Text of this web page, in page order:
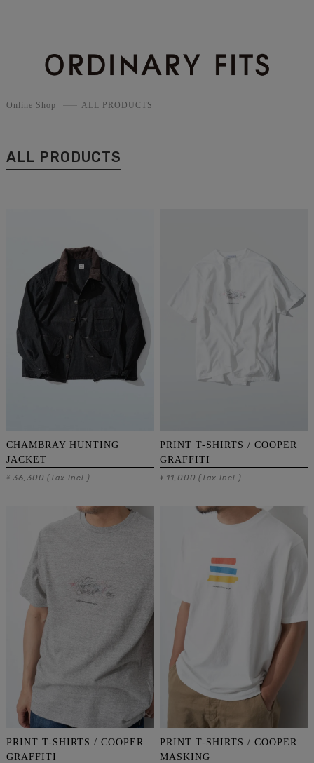
Online Shop ALL PRODUCTS
ALL PRODUCTS
CHAMBRAY HUNTING
JACKET
¥ 36,300 (Tax Incl.)
PRINT T-SHIRTS / COOPER
GRAFFITI
¥ 11,000 (Tax Incl.)
PRINT T-SHIRTS / COOPER
GRAFFITI
PRINT T-SHIRTS / COOPER
MASKING